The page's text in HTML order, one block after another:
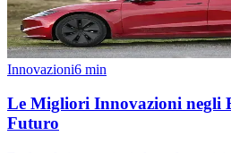
Innovazioni6 min
Le Migliori Innovazioni negli
Futuro